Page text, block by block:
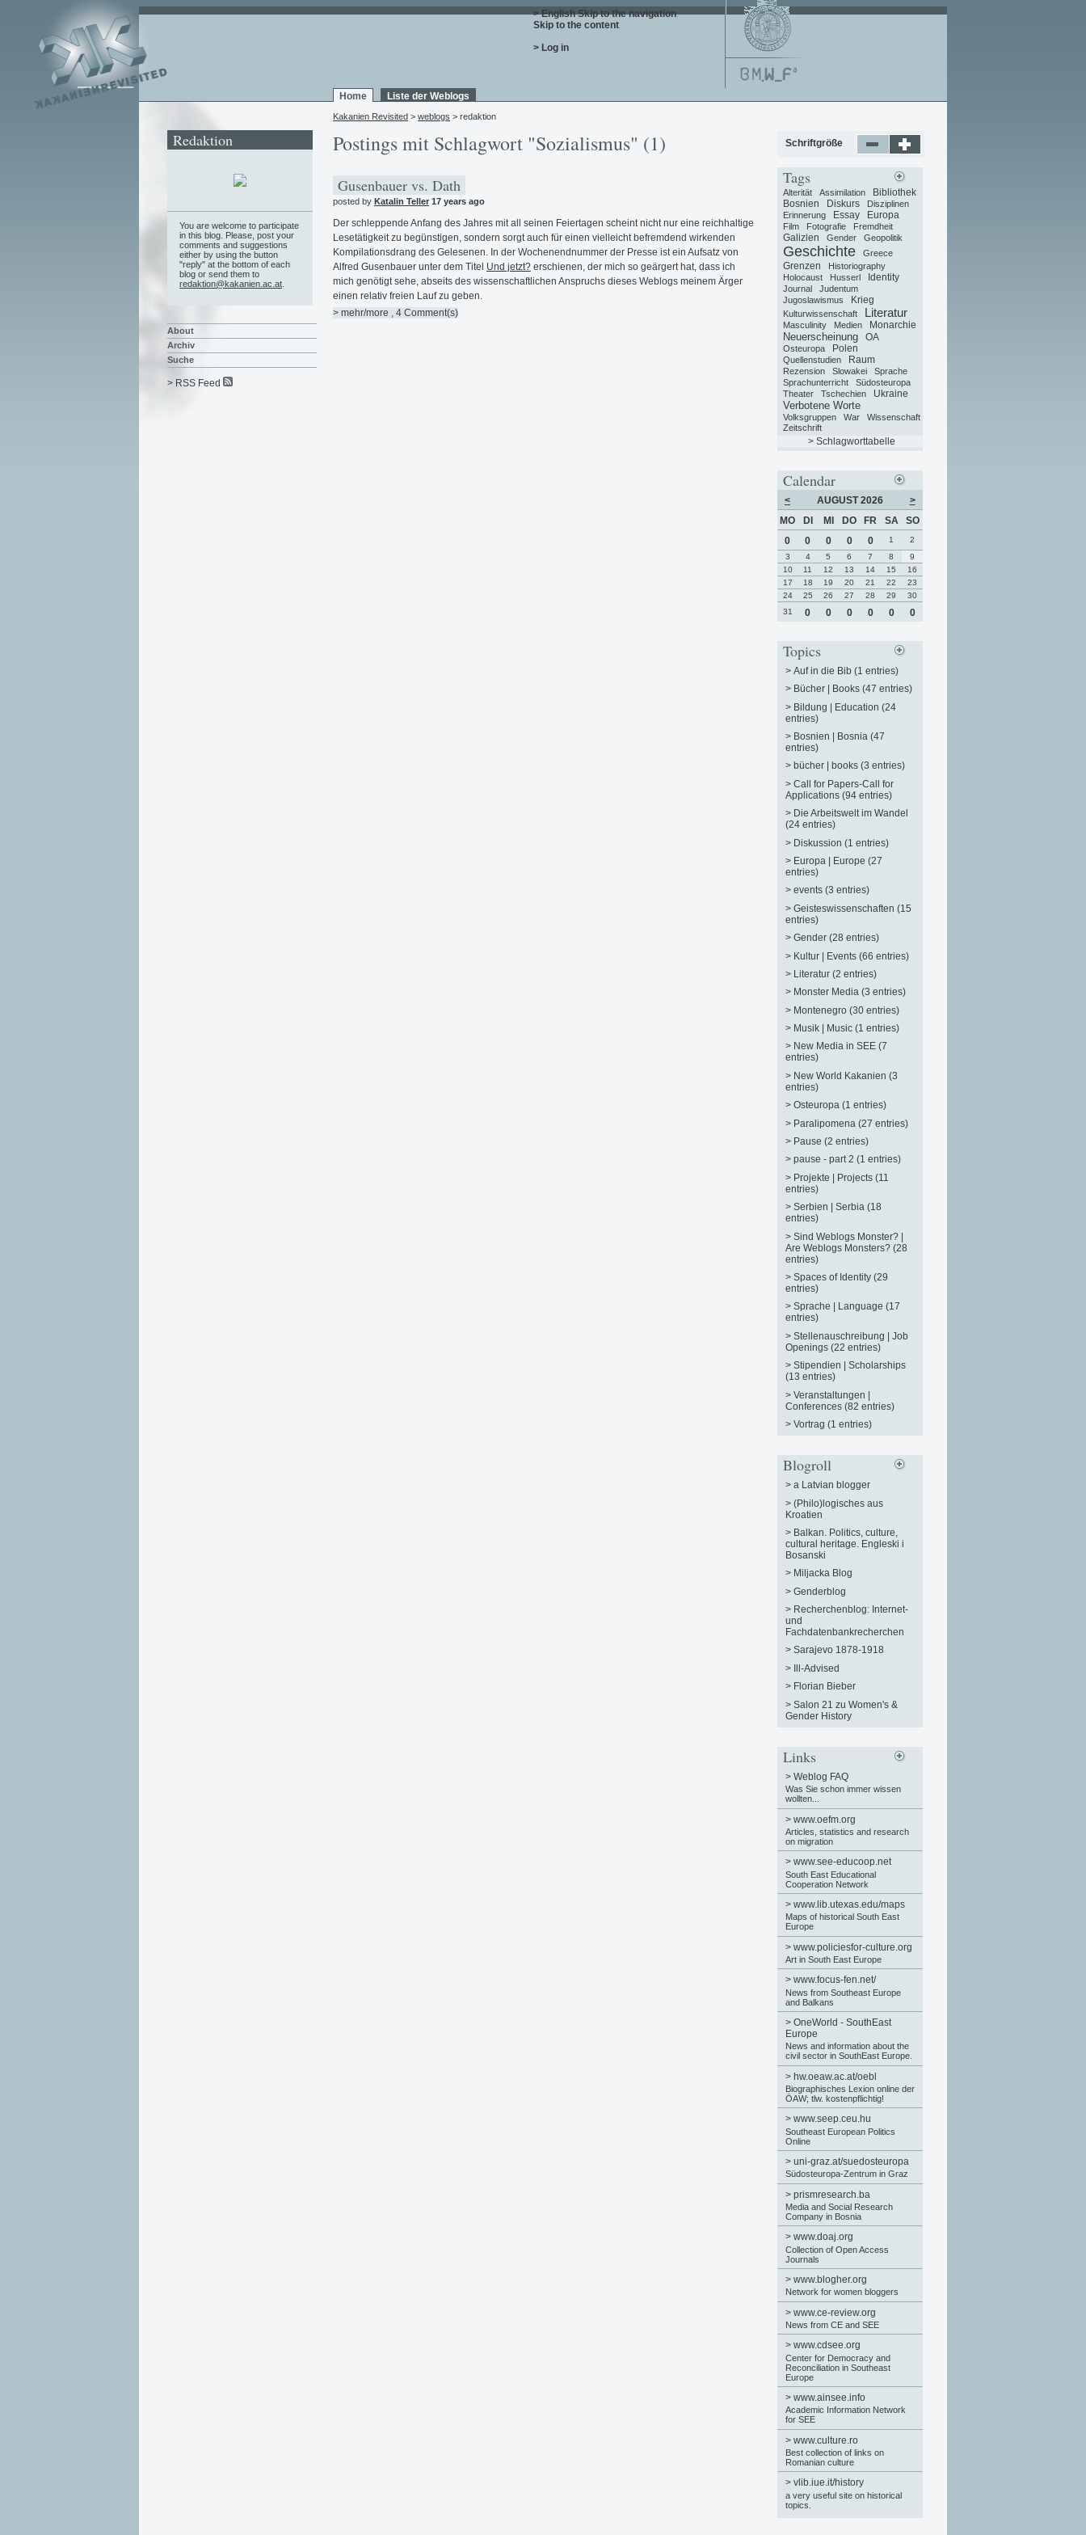
> English Skip to the navigation.
Skip to the content.
> Log in
Home Liste der Weblogs
Kakanien Revisited > weblogs > redaktion
Postings mit Schlagwort "Sozialismus" (1)
Gusenbauer vs. Dath
posted by Katalin Teller 17 years ago
Der schleppende Anfang des Jahres mit all seinen Feiertagen scheint nicht nur eine reichhaltige
Lesetätigkeit zu begünstigen, sondern sorgt auch für einen vielleicht befremdend wirkenden
Kompilationsdrang des Gelesenen. In der Wochenendnummer der Presse ist ein Aufsatz von
Alfred Gusenbauer unter dem Titel Und jetzt? erschienen, der mich so geärgert hat, dass ich
mich genötigt sehe, abseits des wissenschaftlichen Anspruchs dieses Weblogs meinem Ärger
einen relativ freien Lauf zu geben.
> mehr/more , 4 Comment(s)
Redaktion
You are welcome to participate
in this blog. Please, post your
comments and suggestions
either by using the button
"reply" at the bottom of each
blog or send them to
redaktion@kakanien.ac.at
About
Archiv
Suche
> RSS Feed
Schriftgröße
Tags
Alterität Assimilation
Bibliothek
Bosnien
Diskurs
Disziplinen
Erinnerung
Essay Europa
Film Fotografie Fremdheit
Galizien Gender Geopolitik
Geschichte Greece
Grenzen
Historiography
Holocaust
Husserl Identity
Journal
Judentum
Jugoslawismus
Krieg
Kulturwissenschaft Literatur
Masculinity Medien Monarchie
Neuerscheinung OA
Osteuropa Polen
Quellenstudien Raum
Rezension Slowakei
Sprache
Sprachunterricht
Südosteuropa
Theater
Tschechien Ukraine
Verbotene Worte
Volksgruppen War
Wissenschaft
Zeitschrift
> Schlagworttabelle
Calendar
< AUGUST 2026
>
MO
DI MI DO FR SA
SO
0
0 0 0 0 1
2
3
4 5 6 7 8
9
10
11 12 13 14 15
16
17
18 19 20 21 22
23
24
25 26 27 28 29
30
31
0 0 0 0 0 0
Topics
> Auf in die Bib (1 entries)
> Bücher | Books (47 entries)
> Bildung | Education (24
entries)
> Bosnien | Bosnia (47
entries)
> bücher | books (3 entries)
> Call for Papers-Call for
Applications (94 entries)
> Die Arbeitswelt im Wandel
(24 entries)
> Diskussion (1 entries)
> Europa | Europe (27
entries)
> events (3 entries)
> Geisteswissenschaften (15
entries)
> Gender (28 entries)
> Kultur | Events (66 entries)
> Literatur (2 entries)
> Monster Media (3 entries)
> Montenegro (30 entries)
> Musik | Music (1 entries)
> New Media in SEE (7
entries)
> New World Kakanien (3
entries)
> Osteuropa (1 entries)
> Paralipomena (27 entries)
> Pause (2 entries)
> pause - part 2 (1 entries)
> Projekte | Projects (11
entries)
> Serbien | Serbia (18
entries)
> Sind Weblogs Monster? |
Are Weblogs Monsters? (28
entries)
> Spaces of Identity (29
entries)
> Sprache | Language (17
entries)
> Stellenauschreibung | Job
Openings (22 entries)
> Stipendien | Scholarships
(13 entries)
> Veranstaltungen |
Conferences (82 entries)
> Vortrag (1 entries)
Blogroll
> a Latvian blogger
> (Philo)logisches aus
Kroatien
> Balkan. Politics, culture,
cultural heritage. Engleski i
Bosanski
> Miljacka Blog
> Genderblog
> Recherchenblog: Internet-
und
Fachdatenbankrecherchen
> Sarajevo 1878-1918
> Ill-Advised
> Florian Bieber
> Salon 21 zu Women's &
Gender History
Links
> Weblog FAQ
Was Sie schon immer wissen
wollten...
> www.oefm.org
Articles, statistics and research
on migration
> www.see-educoop.net
South East Educational
Cooperation Network
> www.lib.utexas.edu/maps
Maps of historical South East
Europe
> www.policiesfor-culture.org
Art in South East Europe
> www.focus-fen.net/
News from Southeast Europe
and Balkans
> OneWorld - SouthEast
Europe
News and information about the
civil sector in SouthEast Europe.
> hw.oeaw.ac.at/oebl
Biographisches Lexion online der
ÖAW; tlw. kostenpflichtig!
> www.seep.ceu.hu
Southeast European Politics
Online
> uni-graz.at/suedosteuropa
Südosteuropa-Zentrum in Graz
> prismresearch.ba
Media and Social Research
Company in Bosnia
> www.doaj.org
Collection of Open Access
Journals
> www.blogher.org
Network for women bloggers
> www.ce-review.org
News from CE and SEE
> www.cdsee.org
Center for Democracy and
Reconciliation in Southeast
Europe
> www.ainsee.info
Academic Information Network
for SEE
> www.culture.ro
Best collection of links on
Romanian culture
> vlib.iue.it/history
a very useful site on historical
topics.